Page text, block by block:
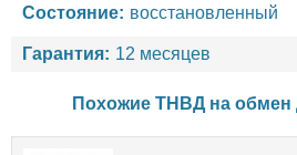
Состояние: восстановленный
Гарантия: 12 месяцев
Похожие ТНВД на обмен